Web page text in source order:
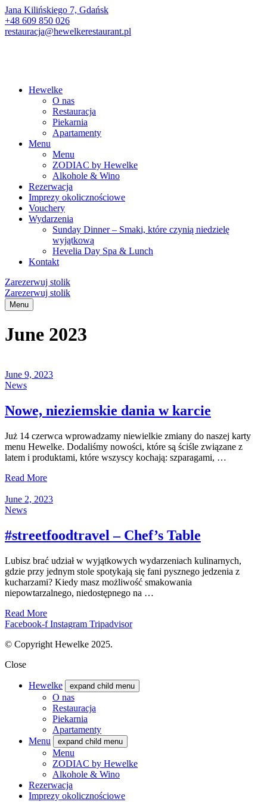
Jana Kilińskiego 7, Gdańsk
+48 609 850 026
restauracja@hewelkerestaurant.pl
Hewelke
O nas
Restauracja
Piekarnia
Apartamenty
Menu
Menu
ZODIAC by Hewelke
Alkohole & Wino
Rezerwacja
Imprezy okolicznościowe
Vouchery
Wydarzenia
Sunday Dinner – Smaki, które czynią niedzielę
wyjątkową
Hevelia Day Spa & Lunch
Kontakt
Zarezerwuj stolik
Zarezerwuj stolik
Menu
June 2023
June 9, 2023
News
Nowe, nieziemskie dania w karcie
Już 14 czerwca wprowadzamy niewielkie zmiany do naszej karty
menu Hewelke. Dodaliśmy nowości, które są ściśle związane z
latem i produktami, które wszyscy kochają: szparagami, …
Read More
June 2, 2023
News
#streetfoodtravel – Chef’s Table
Lubisz brać udział w wyjątkowych wydarzeniach kulinarnych,
gdzie przy jednym stole spotykają się fani pysznego jedzenia z
kucharzami? Kiedy masz możliwość smakowania
niepowtarzalnego, niedostępnego na …
Read More
Facebook-f Instagram Tripadvisor
© Copyright Hewelke 2025.
Close
Hewelke expand child menu
O nas
Restauracja
Piekarnia
Apartamenty
Menu
expand child menu
Menu
ZODIAC by Hewelke
Alkohole & Wino
Rezerwacja
Imprezy okolicznościowe